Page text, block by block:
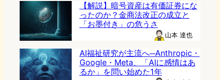
【解説】暗号資産は有価証券にな
ったのか？金商法改正の成立と
「お墨付き」の危うさ
山本 達也
AI福祉研究が主流へ─Anthropic・
Google・Meta、「AIに感情はあ
るか」を問い始めた1年